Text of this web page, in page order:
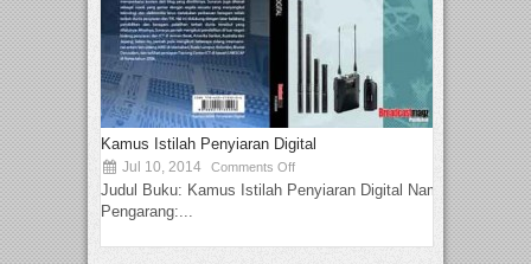
Kamus Istilah Penyiaran Digital
Jul 10, 2014 Comments Off
Judul Buku: Kamus Istilah Penyiaran Digital Nama
Pengarang:...